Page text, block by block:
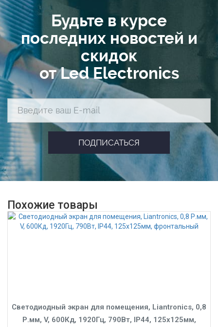
Будьте в курсе
последних новостей и
скидок
от Led Electronics
Похожие товары
Светодиодный экран для помещения, Liantronics, 0,8
Р.мм, V, 600Кд, 1920Гц, 790Вт, IP44, 125x125мм,